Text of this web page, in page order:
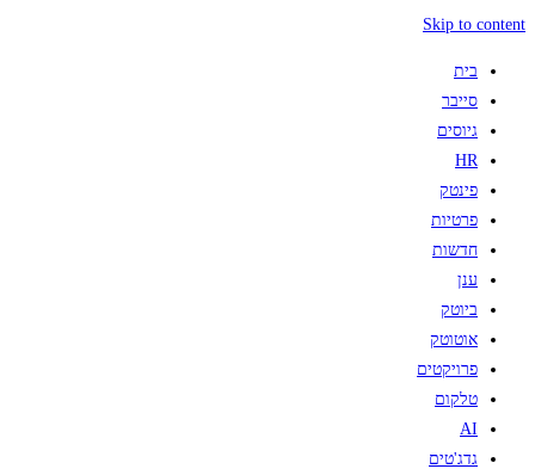
Skip to content
בית
סייבר
גיוסים
HR
פינטק
פרטיות
חדשות
ענן
ביוטק
אוטוטק
פרויקטים
טלקום
AI
גדג'טים